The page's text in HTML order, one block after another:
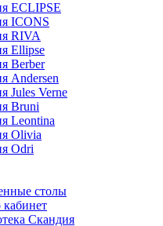
ECLIPSE
ICONS
RIVA
Ellipse
Berber
Andersen
Jules Verne
Bruni
Leontina
Olivia
Odri
столы
кабинет
Скандия